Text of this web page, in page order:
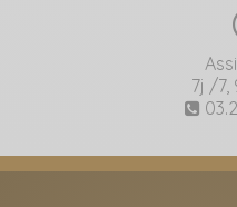
7j /7,